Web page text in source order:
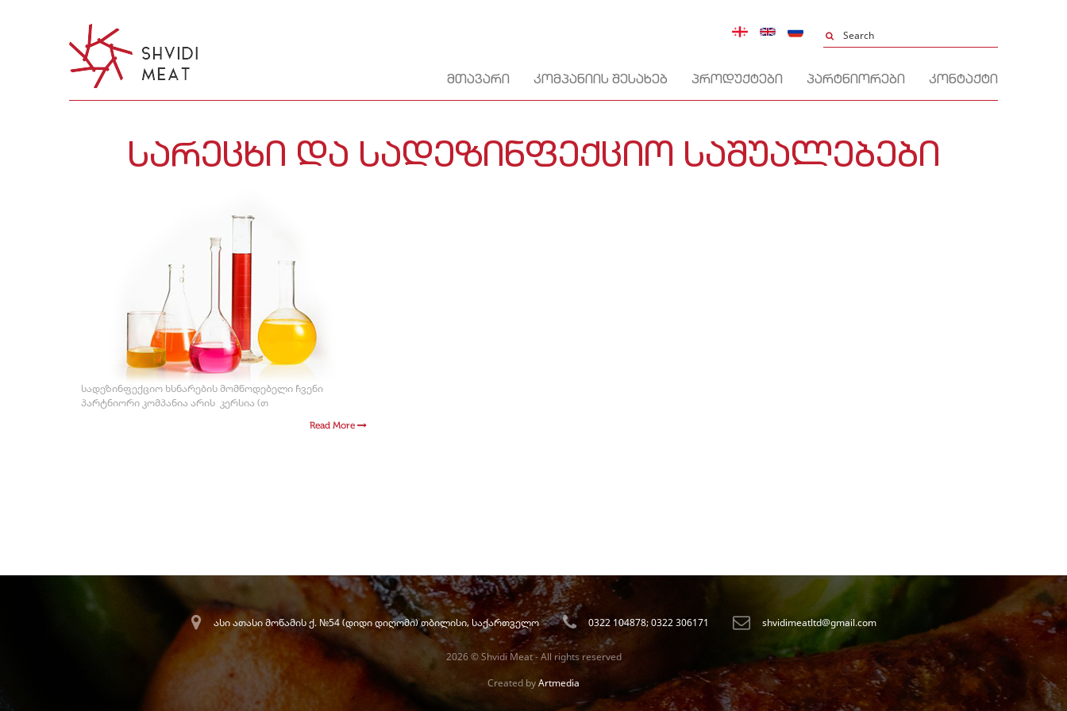
ᲛᲗᲐᲕᲐᲠᲘ ᲙᲝᲛᲞᲐᲜᲘᲘᲡ ᲨᲔᲡᲐᲮᲔᲑ ᲞᲠᲝᲓᲣᲥᲢᲔᲑᲘ ᲞᲐᲠᲢᲜᲘᲝᲠᲔᲑᲘ ᲙᲝᲜᲢᲐᲥᲢᲘ
ᲡᲐᲠᲔᲪᲮᲘ ᲓᲐ ᲡᲐᲓᲔᲖᲘᲜᲤᲔᲥᲪᲘᲝ ᲡᲐᲨᲣᲐᲚᲔᲑᲔᲑᲘ
სადეზინფექციო ხსნარების მომწოდებელი ჩვენი
პარტნიორი კომპანია არის კერსია (თ
Read More
ასი ათასი მოწამის ქ. №54 (დიდი დიღომი) თბილისი, საქართველო 0322 104878; 0322 306171 shvidimeatltd@gmail.com
2026 © Shvidi Meat - All rights reserved
Created byArtmedia